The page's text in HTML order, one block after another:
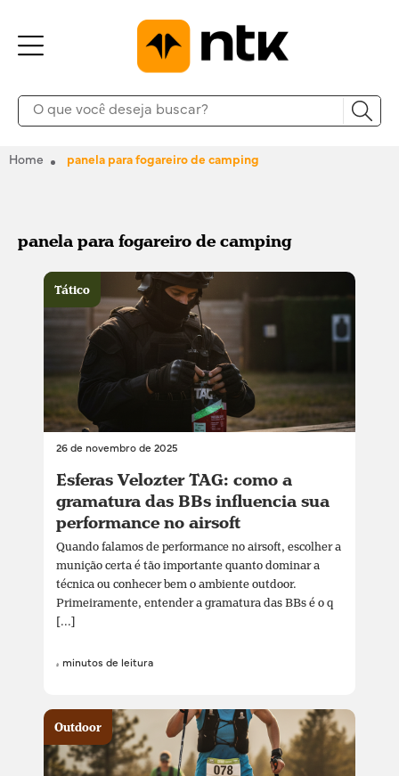
Home panela para fogareiro de camping
panela para fogareiro de camping
26 de novembro de 2025
Esferas Velozter TAG: como a
gramatura das BBs influencia sua
performance no airsoft
Quando falamos de performance no airsoft, escolher a
munição certa é tão importante quanto dominar a
técnica ou conhecer bem o ambiente outdoor.
Primeiramente, entender a gramatura das BBs é o q
[...]
4 minutos de leitura
Tático
Outdoor